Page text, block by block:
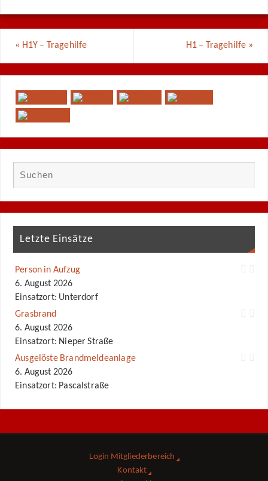
« H1Y – Tragehilfe H1 – Tragehilfe »
Letzte Einsätze
Person in Aufzug
6. August 2026
Einsatzort: Unterdorf
Grasbrand
6. August 2026
Einsatzort: Nieper Straße
Ausgelöste Brandmeldeanlage
6. August 2026
Einsatzort: Pascalstraße
Login Mitgliederbereich
Kontakt